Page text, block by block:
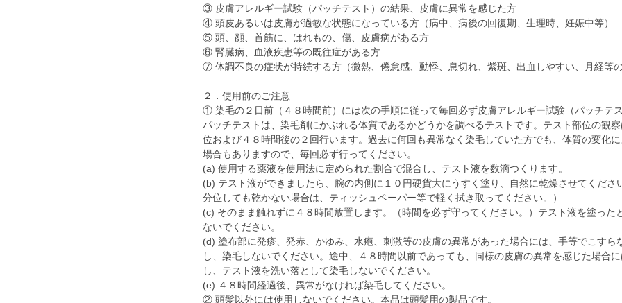
③ 皮膚アレルギー試験（パッチテスト）の結果、皮膚に異常を感じた方
④ 頭皮あるいは皮膚が過敏な状態になっている方（病中、病後の回復期、生理時、妊娠中等）
⑤ 頭、顔、首筋に、はれもの、傷、皮膚病がある方
⑥ 腎臓病、血液疾患等の既往症がある方
⑦ 体調不良の症状が持続する方（微熱、倦怠感、動悸、息切れ、紫斑、出血しやすい、月経等
２．使用前のご注意
① 染毛の２日前（４８時間前）には次の手順に従って毎回必ず皮膚アレルギー試験（パッチテ
パッチテストは、染毛剤にかぶれる体質であるかどうかを調べるテストです。テスト部位の観
位および４８時間後の２回行います。過去に何回も異常なく染毛していた方でも、体質の変化
場合もありますので、毎回必ず行ってください。
(a) 使用する薬液を使用法に定められた割合で混合し、テスト液を数滴つくります。
(b) テスト液ができましたら、腕の内側に１０円硬貨大にうすく塗り、自然に乾燥させてくださ
分位しても乾かない場合は、ティッシュペーパー等で軽く拭き取ってください。）
(c) そのまま触れずに４８時間放置します。（時間を必ず守ってください。）テスト液を塗った
ないでください。
(d) 塗布部に発疹、発赤、かゆみ、水疱、刺激等の皮膚の異常があった場合には、手等でこすら
し、染毛しないでください。途中、４８時間以前であっても、同様の皮膚の異常を感じた場合
し、テスト液を洗い落として染毛しないでください。
(e) ４８時間経過後、異常がなければ染毛してください。
② 頭髪以外には使用しないでください。本品は頭髪用の製品です。